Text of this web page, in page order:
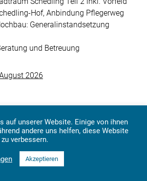
Hof, Anbindung Pflegerweg
Generalinstandsetzung
und Betreuung
2026
© 2026 alle Rechte vorbehalten
auf unserer Website. Einige von ihnen
andere uns helfen, diese Website
verbessern.
Akzeptieren